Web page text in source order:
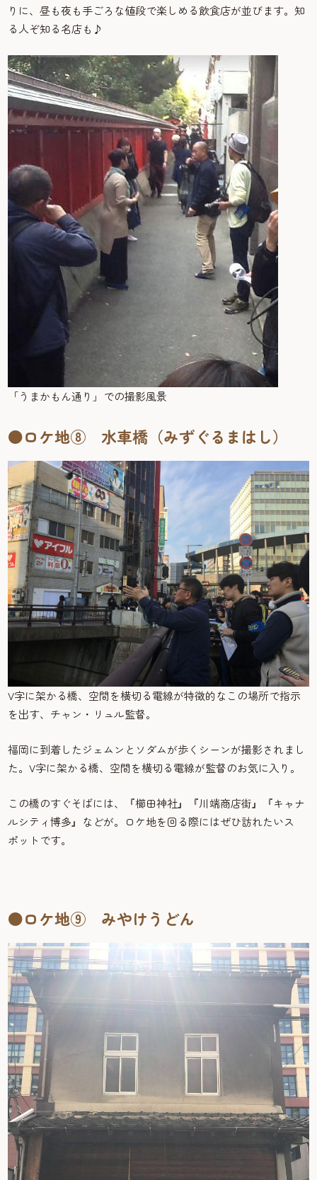
りに、昼も夜も手ごろな値段で楽しめる飲食店が並びます。知
る人ぞ知る名店も♪
「うまかもん通り」での撮影風景
●ロケ地⑧ 水車橋（みずぐるまはし）
V字に架かる橋、空間を横切る電線が特徴的なこの場所で指示
を出す、チャン・リュル監督。
福岡に到着したジェムンとソダムが歩くシーンが撮影されまし
た。V字に架かる橋、空間を横切る電線が監督のお気に入り。
この橋のすぐそばには、『櫛田神社』『川端商店街』『キャナ
ルシティ博多』などが。ロケ地を回る際にはぜひ訪れたいス
ポットです。
●ロケ地⑨ みやけうどん